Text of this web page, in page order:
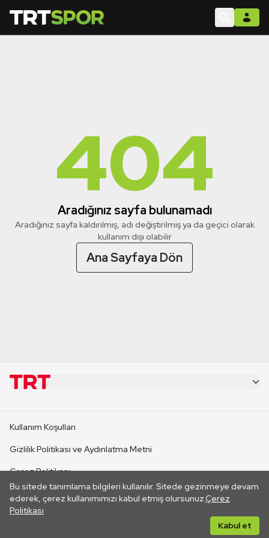
404
Aradığınız sayfa bulunamadı
Aradığınız sayfa kaldırılmış, adı değiştirilmiş ya da geçici olarak
kullanım dışı olabilir
Ana Sayfaya Dön
Bu sitede tanımlama bilgileri kullanılır. Sitede gezinmeye devam
ederek, çerez kullanımımızı kabul etmiş olursunuz.Çerez
Politikası
Kabul et
CANLI YAYINLAR
Kullanım Koşulları
Gizlilik Politikası ve Aydınlatma Metni
Çerez Politikası
İletişim
Her hakkı saklıdır. ©2026 TRT. Bağlantı yoluyla gidilen dış